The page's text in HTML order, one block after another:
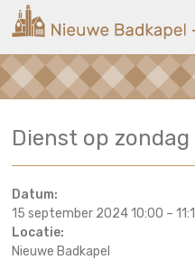
naar
inhoud
Nieuwe
Badkapel
op
Dienst op zondag
Datum:
15 september 2024 10:00 –
Locatie:
Nieuwe Badkapel